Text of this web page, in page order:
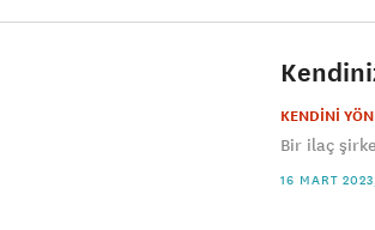
KENDİNİ
Bir ilaç
16 MART